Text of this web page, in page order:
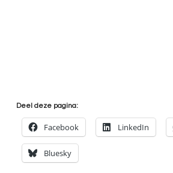
Deel deze pagina:
Facebook LinkedIn
Bluesky